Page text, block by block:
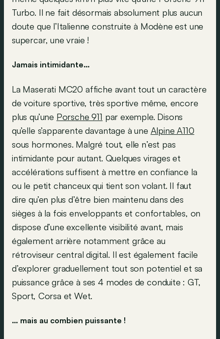
Turbo. Il ne fait désormais absolument plus aucun
doute que l’Italienne construite à Modène est une
supercar, une vraie !
Jamais intimidante…
La Maserati MC20 affiche avant tout un caractère
de voiture sportive, très sportive même, encore
plus qu’une Porsche 911 par exemple. Disons
qu’elle s’apparente davantage à une Alpine A110
sous hormones. Malgré tout, elle n’est pas
intimidante pour autant. Quelques virages et
accélérations suffisent à mettre en confiance la
ou le petit chanceux qui tient son volant. Il faut
dire qu’en plus d’être bien maintenu dans des
sièges à la fois enveloppants et confortables, on
dispose d’une excellente visibilité avant, mais
également arrière notamment grâce au
rétroviseur central digital. Il est également facile
d’explorer graduellement tout son potentiel et sa
puissance grâce à ses 4 modes de conduite : GT,
Sport, Corsa et Wet.
… mais au combien puissante !